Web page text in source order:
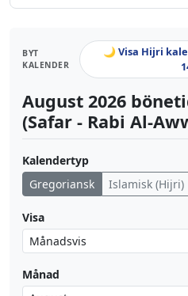
BYT
KALENDER
🌙 Visa Hijri
August 2026
(Safar - Rabi Al-
Kalendertyp
Gregoriansk
Islamisk (Hijri)
Visa
Månad